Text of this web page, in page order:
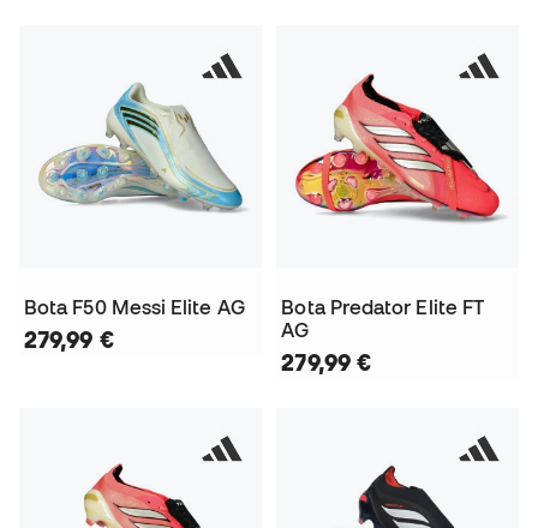
Bota F50 Messi Elite AG
279,99 €
Bota Predator Elite FT
AG
279,99 €